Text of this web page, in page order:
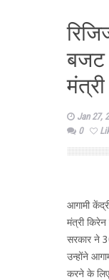
बजट
मंत्री
Jan 27,
0
आगामी
मंत्री किरेन
सरकार ने
उन्होंने
करने के लिए